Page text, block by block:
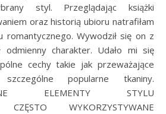
styl. Przeglądając książki
oraz historią ubioru natrafiłam
romantycznego. Wywodził się on z
odmienny charakter. Udało mi się
cechy takie jak przeważające
popularne tkaniny.
ELEMENTY STYLU
CZĘSTO WYKORZYSTYWANE